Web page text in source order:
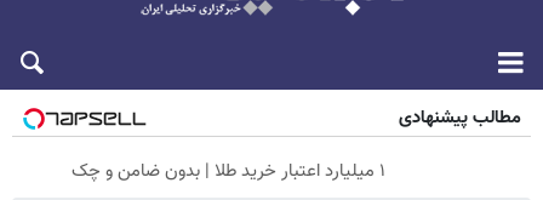
مطالب پیشنهادی
۱ میلیارد اعتبار خرید طلا | بدون ضامن و چک